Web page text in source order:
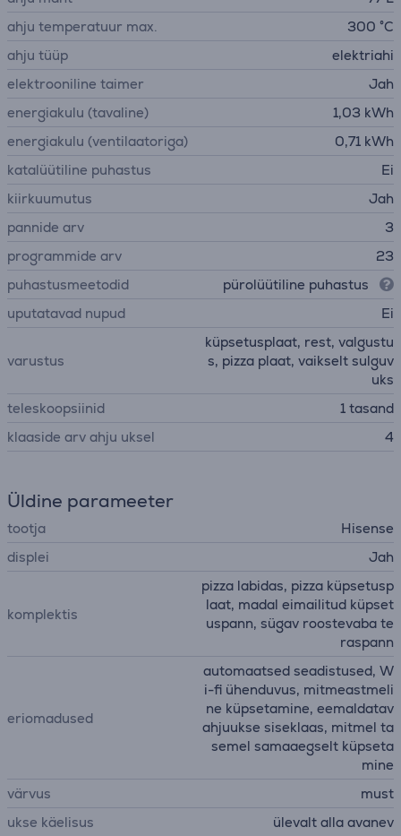
ahju temperatuur max.
300 °C
ahju tüüp
elektriahi
elektrooniline taimer
Jah
energiakulu (tavaline)
1,03 kWh
energiakulu (ventilaatoriga)
0,71 kWh
katalüütiline puhastus
Ei
kiirkuumutus
Jah
pannide arv
3
programmide arv
23
puhastusmeetodid
pürolüütiline puhastus
uputatavad nupud
Ei
varustus
küpsetusplaat, rest, valgustu
s, pizza plaat, vaikselt sulguv
uks
teleskoopsiinid
1 tasand
klaaside arv ahju uksel
4
Üldine parameeter
tootja
Hisense
displei
Jah
komplektis
pizza labidas, pizza küpsetusp
laat, madal eimailitud küpset
uspann, sügav roostevaba te
raspann
eriomadused
automaatsed seadistused, W
i-fi ühenduvus, mitmeastmeli
ne küpsetamine, eemaldatav
ahjuukse siseklaas, mitmel ta
semel samaaegselt küpseta
mine
värvus
must
ukse käelisus
ülevalt alla avanev